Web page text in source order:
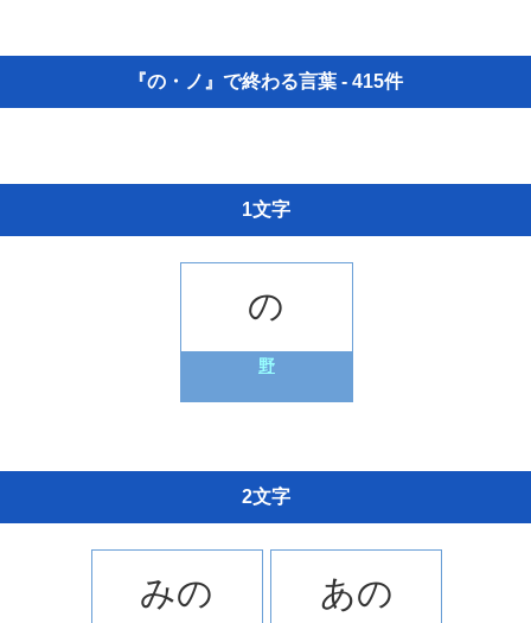
『の・ノ』で終わる言葉 - 415件
1文字
の
野
2文字
みの あの